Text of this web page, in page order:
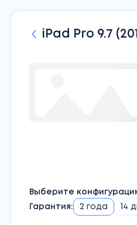
iPad Pro 9.7
Выберите
Гарантия: 2 года 14